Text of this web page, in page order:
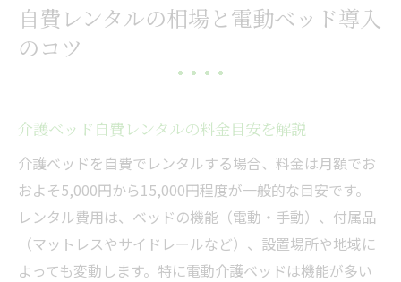
自費レンタルの相場と電動ベッド導入
のコツ
介護ベッド自費レンタルの料金目安を解説
介護ベッドを自費でレンタルする場合、料金は月額でお
およそ5,000円から15,000円程度が一般的な目安です。
レンタル費用は、ベッドの機能（電動・手動）、付属品
（マットレスやサイドレールなど）、設置場所や地域に
よっても変動します。特に電動介護ベッドは機能が多い